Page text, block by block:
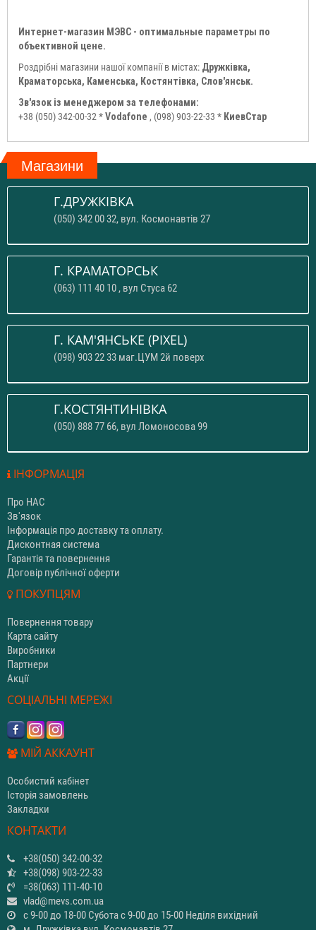
Интернет-магазин МЭВС - оптимальные параметры по
объективной цене.
Роздрібні магазини нашої компанії в містах: Дружківка,
Краматорська, Каменська, Костянтівка, Слов'янськ.
Зв'язок із менеджером за телефонами:
+38 (050) 342-00-32 *Vodafone , (098) 903-22-33 * КиевСтар
Магазини
Г.ДРУЖКІВКА
(050) 342 00 32, вул. Космонавтів 27
Г. КРАМАТОРСЬК
(063) 111 40 10 , вул Стуса 62
Г. КАМ'ЯНСЬКЕ (PIXEL)
(098) 903 22 33 маг.ЦУМ 2й поверх
Г.КОСТЯНТИНІВКА
(050) 888 77 66, вул Ломоносова 99
ІНФОРМАЦІЯ
Про НАС
Зв'язок
Інформація про доставку та оплату.
Дисконтная система
Гарантія та повернення
Договір публічної оферти
ПОКУПЦЯМ
Повернення товару
Карта сайту
Виробники
Партнери
Акції
СОЦІАЛЬНІ МЕРЕЖІ
МІЙ АККАУНТ
Особистий кабінет
Історія замовлень
Закладки
КОНТАКТИ
+38(050) 342-00-32
+38(098) 903-22-33
=38(063) 111-40-10
vlad@mevs.com.ua
с 9-00 до 18-00 Субота с 9-00 до 15-00 Неділя вихідний